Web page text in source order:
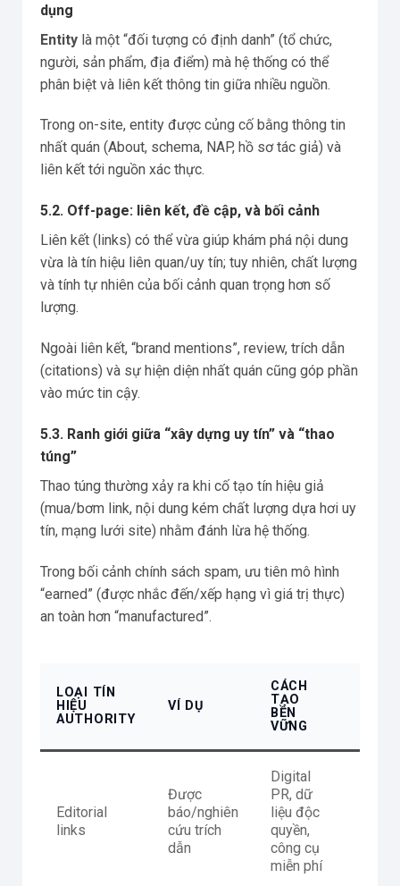
dụng
Entity là một “đối tượng có định danh” (tổ chức,
người, sản phẩm, địa điểm) mà hệ thống có thể
phân biệt và liên kết thông tin giữa nhiều nguồn.
Trong on-site, entity được củng cố bằng thông tin
nhất quán (About, schema, NAP, hồ sơ tác giả) và
liên kết tới nguồn xác thực.
5.2. Off-page: liên kết, đề cập, và bối cảnh
Liên kết (links) có thể vừa giúp khám phá nội dung
vừa là tín hiệu liên quan/uy tín; tuy nhiên, chất lượng
và tính tự nhiên của bối cảnh quan trọng hơn số
lượng.
Ngoài liên kết, “brand mentions”, review, trích dẫn
(citations) và sự hiện diện nhất quán cũng góp phần
vào mức tin cậy.
5.3. Ranh giới giữa “xây dựng uy tín” và “thao
túng”
Thao túng thường xảy ra khi cố tạo tín hiệu giả
(mua/bơm link, nội dung kém chất lượng dựa hơi uy
tín, mạng lưới site) nhằm đánh lừa hệ thống.
Trong bối cảnh chính sách spam, ưu tiên mô hình
“earned” (được nhắc đến/xếp hạng vì giá trị thực)
an toàn hơn “manufactured”.
LOẠI TÍN
HIỆU
AUTHORITY
VÍ DỤ
CÁCH
TẠO
BỀN
VỮNG
Editorial
links
Được
báo/nghiên
cứu trích
dẫn
Digital
PR, dữ
liệu độc
quyền,
công cụ
miễn phí